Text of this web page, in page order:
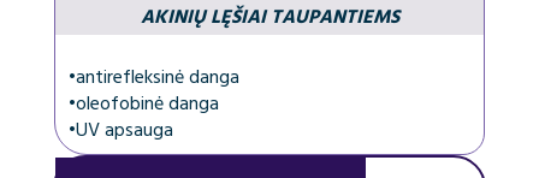
AKINIŲ LĘŠIAI TAUPANTIEMS
•antirefleksinė danga
•oleofobinė danga
•UV apsauga